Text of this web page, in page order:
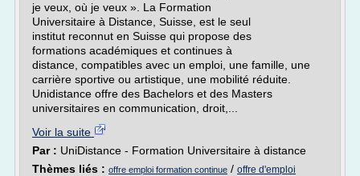
je veux, où je veux ». La Formation
Universitaire à Distance, Suisse, est le seul
institut reconnut en Suisse qui propose des
formations académiques et continues à
distance, compatibles avec un emploi, une famille, une
carrière sportive ou artistique, une mobilité réduite.
Unidistance offre des Bachelors et des Masters
universitaires en communication, droit,...
Voir la suite
Par : UniDistance - Formation Universitaire à distance
Thèmes liés : offre emploi formation continue / offre d'emploi